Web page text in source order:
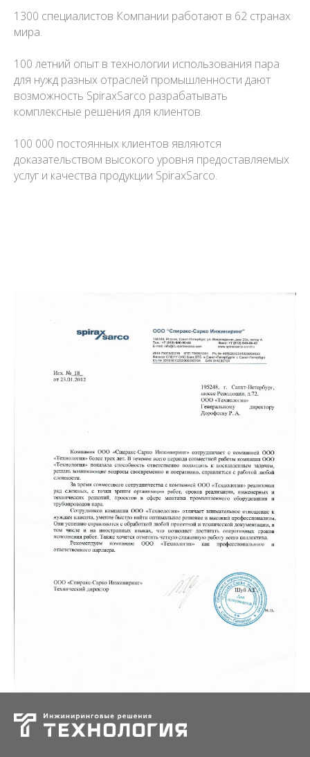
1300 специалистов Компании работают в 62 странах
мира.
100 летний опыт в технологии использования пара
для нужд разных отраслей промышленности дают
возможность SpiraxSarco разрабатывать
комплексные решения для клиентов.
100 000 постоянных клиентов являются
доказательством высокого уровня предоставляемых
услуг и качества продукции SpiraxSarco.